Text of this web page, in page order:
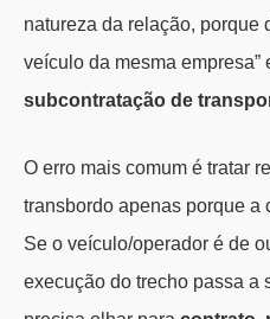
natureza da relação, porque
veículo da mesma empresa”
subcontratação de
O erro mais comum é tratar
transbordo apenas porque a
Se o veículo/operador é de
execução do trecho passa a